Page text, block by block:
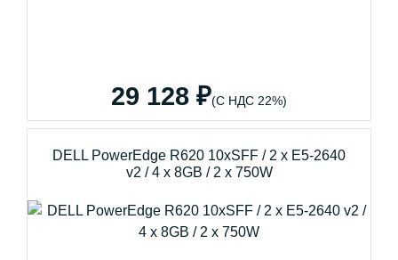
29 128 ₽(С НДС 22%)
DELL PowerEdge R620 10xSFF / 2 x E5-2640
v2 / 4 x 8GB / 2 x 750W